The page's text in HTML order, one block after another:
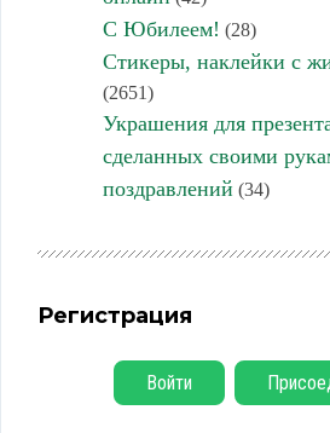
С Юбилеем! (28)
Стикеры, наклейки с
(2651)
Украшения для
сделанных своими
поздравлений (34)
Регистрация
Войти